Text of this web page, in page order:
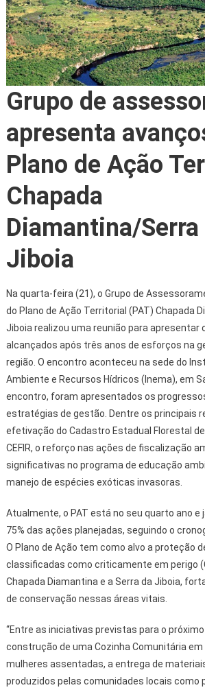
Grupo de
apresenta
Plano de Ação
Chapada
Diamantina/Serra
Jiboia
Na quarta-feira (21), o Grupo de
do Plano de Ação Territorial (PAT) Chapada
Jiboia realizou uma reunião para apresentar
alcançados após três anos de esforços na
região. O encontro aconteceu na sede do
Ambiente e Recursos Hídricos (Inema), em
encontro, foram apresentados os
estratégias de gestão. Dentre os principais
efetivação do Cadastro Estadual Florestal
CEFIR, o reforço nas ações de fiscalização
significativas no programa de educação
manejo de espécies exóticas invasoras.
Atualmente, o PAT está no seu quarto ano e
75% das ações planejadas, seguindo o
O Plano de Ação tem como alvo a proteção
classificadas como criticamente em perigo
Chapada Diamantina e a Serra da Jiboia,
de conservação nessas áreas vitais.
“Entre as iniciativas previstas para o
construção de uma Cozinha Comunitária
mulheres assentadas, a entrega de
produzidos pelas comunidades locais como